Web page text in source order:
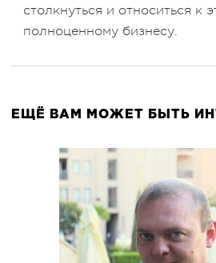
столкнуться и относиться к
полноценному бизнесу.
ЕЩЁ ВАМ МОЖЕТ БЫТЬ